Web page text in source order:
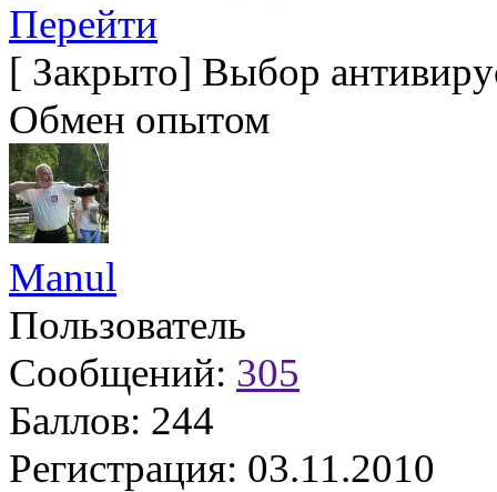
Перейти
[ Закрыто] Выбор
Обмен опытом
Manul
Пользователь
Сообщений: 305
Баллов: 244
Регистрация: 03.11.2010